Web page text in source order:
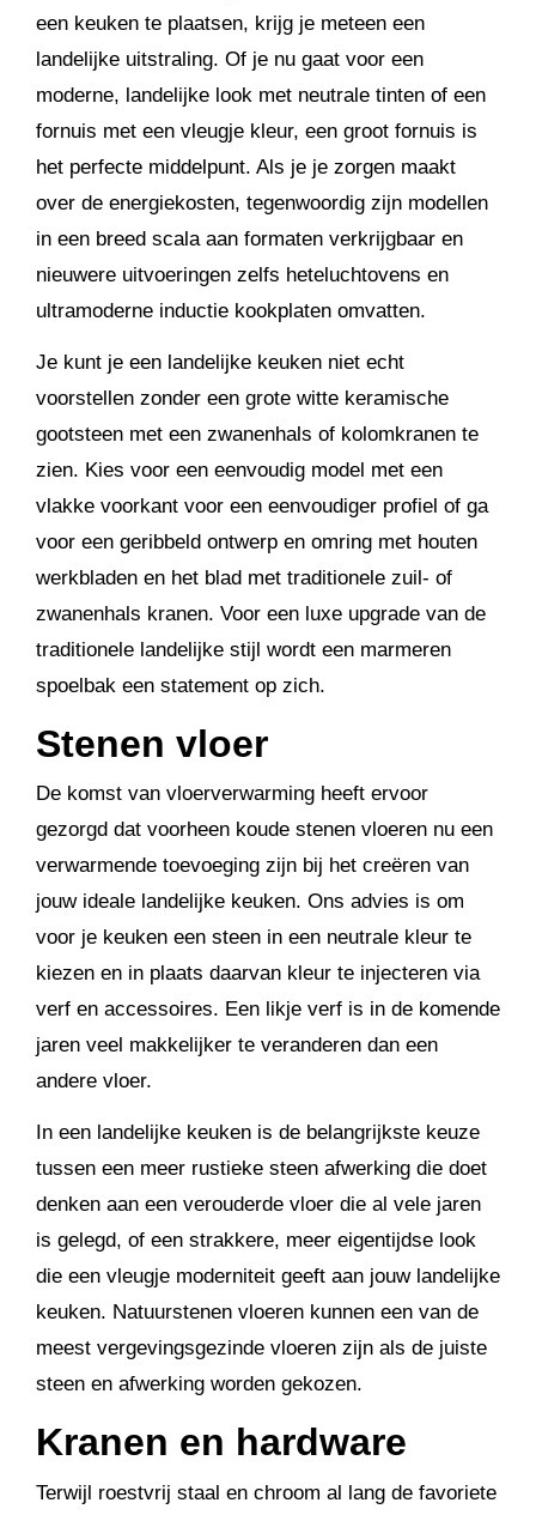
een keuken te plaatsen, krijg je meteen een
landelijke uitstraling. Of je nu gaat voor een
moderne, landelijke look met neutrale tinten of een
fornuis met een vleugje kleur, een groot fornuis is
het perfecte middelpunt. Als je je zorgen maakt
over de energiekosten, tegenwoordig zijn modellen
in een breed scala aan formaten verkrijgbaar en
nieuwere uitvoeringen zelfs heteluchtovens en
ultramoderne inductie kookplaten omvatten.
Je kunt je een landelijke keuken niet echt
voorstellen zonder een grote witte keramische
gootsteen met een zwanenhals of kolomkranen te
zien. Kies voor een eenvoudig model met een
vlakke voorkant voor een eenvoudiger profiel of ga
voor een geribbeld ontwerp en omring met houten
werkbladen en het blad met traditionele zuil- of
zwanenhals kranen. Voor een luxe upgrade van de
traditionele landelijke stijl wordt een marmeren
spoelbak een statement op zich.
Stenen vloer
De komst van vloerverwarming heeft ervoor
gezorgd dat voorheen koude stenen vloeren nu een
verwarmende toevoeging zijn bij het creëren van
jouw ideale landelijke keuken. Ons advies is om
voor je keuken een steen in een neutrale kleur te
kiezen en in plaats daarvan kleur te injecteren via
verf en accessoires. Een likje verf is in de komende
jaren veel makkelijker te veranderen dan een
andere vloer.
In een landelijke keuken is de belangrijkste keuze
tussen een meer rustieke steen afwerking die doet
denken aan een verouderde vloer die al vele jaren
is gelegd, of een strakkere, meer eigentijdse look
die een vleugje moderniteit geeft aan jouw landelijke
keuken. Natuurstenen vloeren kunnen een van de
meest vergevingsgezinde vloeren zijn als de juiste
steen en afwerking worden gekozen.
Kranen en hardware
Terwijl roestvrij staal en chroom al lang de favoriete